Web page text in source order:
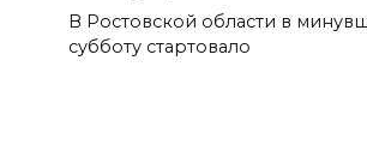
В Ростовской области в
субботу стартовало